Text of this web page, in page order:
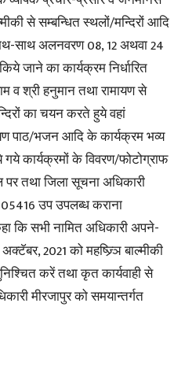
से सम्बन्धित स्थलों/मन्दिरों आदि
साथ अलनवरण 08, 12 अथवा 24
जाने का कार्यक्रम निर्धारित
व श्री हनुमान तथा रामायण से
का चयन करते हुये वहां
पाठ/भजन आदि के कार्यक्रम भव्य
कार्यक्रमों के विवरण/फोटोग्राफ
तथा जिला सूचना अधिकारी
उप उपलब्ध कराना
कि सभी नामित अधिकारी अपने-
2021 को महष्ज्र्ञि बाल्मीकी
करें तथा कृत कार्यवाही से
मीरजापुर को समयान्तर्गत